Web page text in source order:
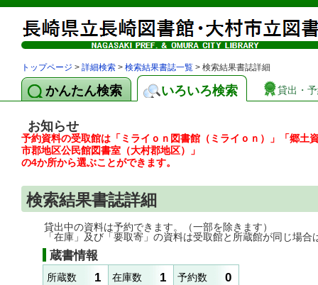
トップページ > 詳細検索 > 検索結果書誌一覧 > 検索結果書誌詳細
かんたん検索 いろいろ検索 貸出・
お知らせ
予約資料の受取館は「ミライｏｎ図書館（ミライｏｎ）」「郷
市郡地区公民館図書室（大村郡地区）」
の4か所から選ぶことができます。
検索結果書誌詳細
貸出中の資料は予約できます。（一部を除きます）
「在庫」及び「要取寄」の資料は受取館と所蔵館が同じ場合
蔵書情報
所蔵数 1 在庫数 1 予約数 0